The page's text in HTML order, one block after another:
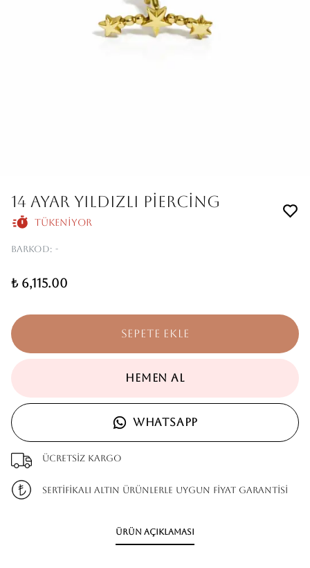
14 AYAR YILDIZLI PİERCİNG
Tükeniyor
Barkod: -
₺ 6,115.00
SEPETE EKLE
HEMEN AL
WHATSAPP
Ücretsiz kargo
SERTİFİKALI ALTIN ÜRÜNLERLE UYGUN FİYAT GARANTİSİ
Ürün Açıklaması